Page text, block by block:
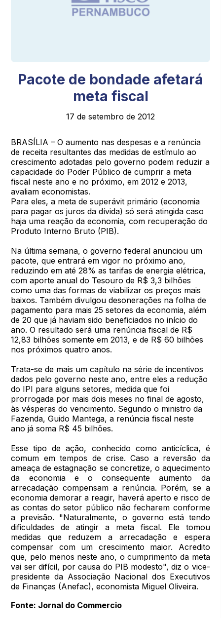
Pacote de bondade afetará
meta fiscal
17 de setembro de 2012
BRASÍLIA – O aumento nas despesas e a renúncia
de receita resultantes das medidas de estímulo ao
crescimento adotadas pelo governo podem reduzir a
capacidade do Poder Público de cumprir a meta
fiscal neste ano e no próximo, em 2012 e 2013,
avaliam economistas.
Para eles, a meta de superávit primário (economia
para pagar os juros da dívida) só será atingida caso
haja uma reação da economia, com recuperação do
Produto Interno Bruto (PIB).
Na última semana, o governo federal anunciou um
pacote, que entrará em vigor no próximo ano,
reduzindo em até 28% as tarifas de energia elétrica,
com aporte anual do Tesouro de R$ 3,3 bilhões
como uma das formas de viabilizar os preços mais
baixos. Também divulgou desonerações na folha de
pagamento para mais 25 setores da economia, além
de 20 que já haviam sido beneficiados no início do
ano. O resultado será uma renúncia fiscal de R$
12,83 bilhões somente em 2013, e de R$ 60 bilhões
nos próximos quatro anos.
Trata-se de mais um capítulo na série de incentivos
dados pelo governo neste ano, entre eles a redução
do IPI para alguns setores, medida que foi
prorrogada por mais dois meses no final de agosto,
às vésperas do vencimento. Segundo o ministro da
Fazenda, Guido Mantega, a renúncia fiscal neste
ano já soma R$ 45 bilhões.
Esse tipo de ação, conhecido como anticíclica, é
comum em tempos de crise. Caso a reversão da
ameaça de estagnação se concretize, o aquecimento
da economia e o consequente aumento da
arrecadação compensam a renúncia. Porém, se a
economia demorar a reagir, haverá aperto e risco de
as contas do setor público não fecharem conforme
a previsão. "Naturalmente, o governo está tendo
dificuldades de atingir a meta fiscal. Ele tomou
medidas que reduzem a arrecadação e espera
compensar com um crescimento maior. Acredito
que, pelo menos neste ano, o cumprimento da meta
vai ser difícil, por causa do PIB modesto", diz o vice-
presidente da Associação Nacional dos Executivos
de Finanças (Anefac), economista Miguel Oliveira.
Fonte: Jornal do Commercio